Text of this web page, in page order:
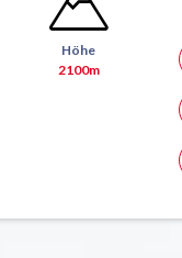
Höhe
2100m